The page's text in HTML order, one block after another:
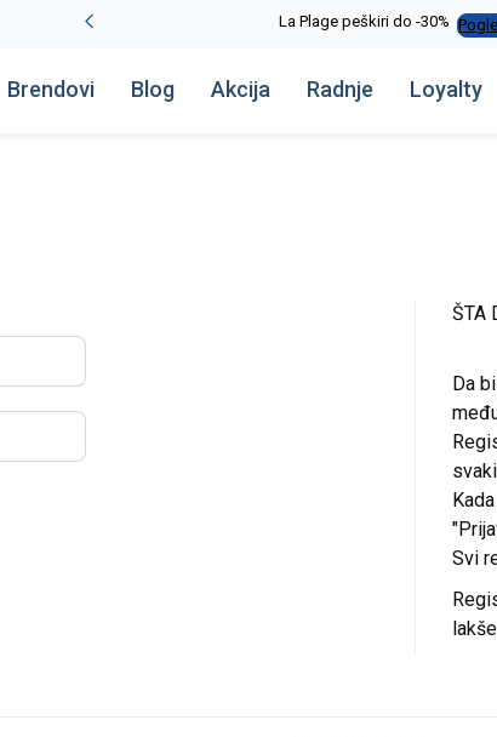
La Plage peškiri do -30%
Brendovi Blog Akcija Radnje Loyalty
ŠTA
Da
Svi